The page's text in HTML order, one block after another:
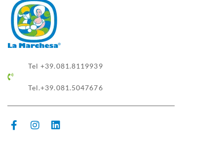
Tel +39.081.8119939
Tel.+39.081.5047676